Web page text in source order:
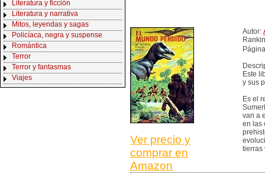
Literatura y ficción
Literatura y narrativa
Mitos, leyendas y sagas
Policíaca, negra y suspense
Romántica
Terror
Terror y fantasmas
Viajes
Ver precio y
comprar en
Amazon
Autor:
Este
y sus
Es el
van a
en las
tierras